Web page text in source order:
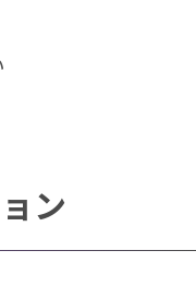
ン